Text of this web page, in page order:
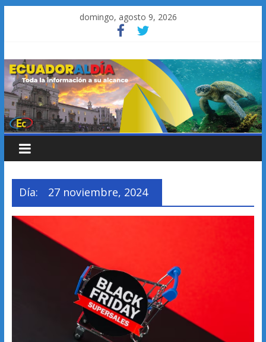
domingo, agosto 9, 2026
Día: 27 noviembre, 2024